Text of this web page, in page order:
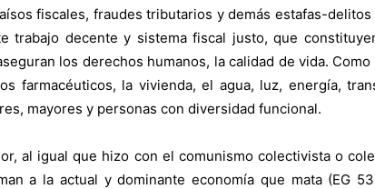
fiscales, fraudes tributarios y demás estafas-
trabajo decente y sistema fiscal justo, que
los derechos humanos, la calidad de vida.
farmacéuticos, la vivienda, el agua, luz, energía,
mayores y personas con diversidad funcional.
al igual que hizo con el comunismo colectivista o
a la actual y dominante economía que mata (EG